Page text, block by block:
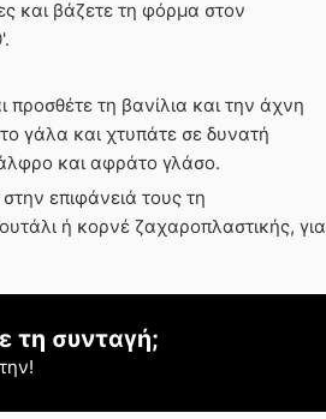
και βάζετε τη φόρμα στον
τη βανίλια και την άχνη
γάλα και χτυπάτε σε δυνατή
και αφράτο γλάσο.
επιφάνειά τους τη
ή κορνέ ζαχαροπλαστικής, για
τη συνταγή;